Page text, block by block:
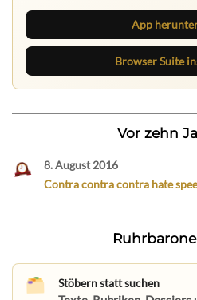
App
Browser Suite
Vor zehn
8. August 2016
Contra contra contra hate
Stöbern statt suchen